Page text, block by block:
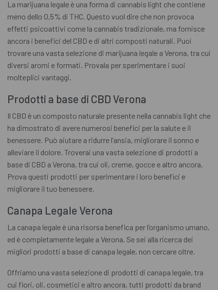
La marijuana legale è una forma di cannabis light che contiene
meno dello 0,5% di THC. Questo vuol dire che non provoca
effetti psicoattivi come la cannabis tradizionale, ma fornisce
ancora i benefici del CBD e di altri composti naturali. Puoi
trovare una vasta selezione di marijuana legale a Verona, tra cui
diversi aromi e formati. Provala per sperimentare i suoi
molteplici vantaggi.
Prodotti a base di CBD Verona
Il CBD è un composto naturale presente nella cannabis light che
ha dimostrato di avere numerosi benefici per la salute e il
benessere. Può aiutare a ridurre l’ansia, migliorare il sonno e
alleviare il dolore. Troverai una vasta selezione di prodotti a
base di CBD a Verona, tra cui oli, creme, gocce e altro ancora.
Prova questi prodotti per sperimentare i loro benefici e
migliorare il tuo benessere.
Canapa Legale Verona
La canapa legale è una risorsa benefica per l’organismo umano,
ed è completamente legale a Verona. Se sei alla ricerca dei
migliori prodotti a base di canapa legale, non cercare oltre.
Offriamo una vasta selezione di prodotti di canapa legale, tra
cui fiori, oli, cosmetici e altro ancora, tutti prodotti da brand